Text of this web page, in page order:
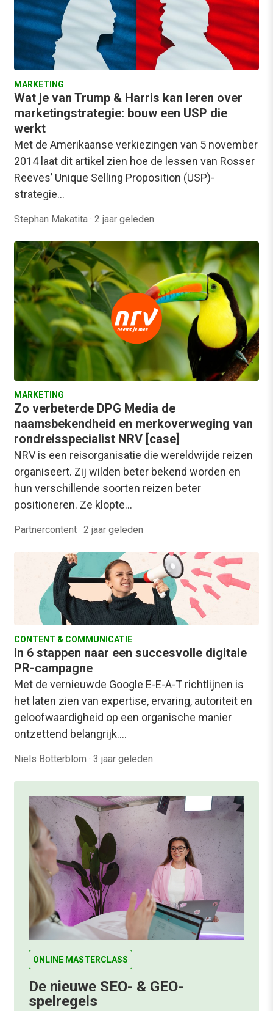
MARKETING
Wat je van Trump & Harris kan leren over
marketingstrategie: bouw een USP die
werkt
Met de Amerikaanse verkiezingen van 5 november
2014 laat dit artikel zien hoe de lessen van Rosser
Reeves’ Unique Selling Proposition (USP)-
strategie…
Stephan Makatita · 2 jaar geleden
MARKETING
Zo verbeterde DPG Media de
naamsbekendheid en merkoverweging van
rondreisspecialist NRV [case]
NRV is een reisorganisatie die wereldwijde reizen
organiseert. Zij wilden beter bekend worden en
hun verschillende soorten reizen beter
positioneren. Ze klopte…
Partnercontent · 2 jaar geleden
CONTENT & COMMUNICATIE
In 6 stappen naar een succesvolle digitale
PR-campagne
Met de vernieuwde Google E-E-A-T richtlijnen is
het laten zien van expertise, ervaring, autoriteit en
geloofwaardigheid op een organische manier
ontzettend belangrijk.…
Niels Botterblom · 3 jaar geleden
ONLINE MASTERCLASS
De nieuwe SEO- & GEO-
spelregels